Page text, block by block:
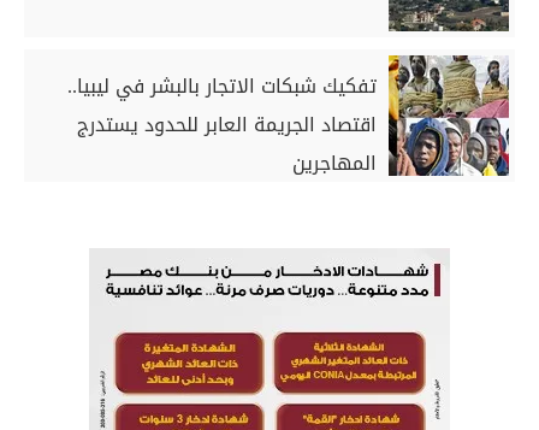
تفكيك شبكات الاتجار بالبشر في ليبيا..
اقتصاد الجريمة العابر للحدود يستدرج
المهاجرين